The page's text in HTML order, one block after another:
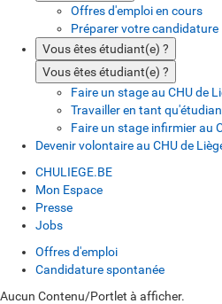
Offres d'emploi en cours
Préparer votre candidature
Vous êtes étudiant(e) ?
Vous êtes étudiant(e) ?
Faire un stage au CHU de
Travailler en tant
Faire un stage infirmier au
Devenir volontaire au CHU de
CHULIEGE.BE
Mon Espace
Presse
Jobs
Offres d'emploi
Candidature spontanée
Aucun Contenu/Portlet à afficher.